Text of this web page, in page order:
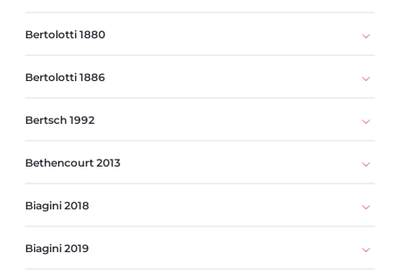
Bertolotti 1880
Bertolotti 1886
Bertsch 1992
Bethencourt 2013
Biagini 2018
Biagini 2019